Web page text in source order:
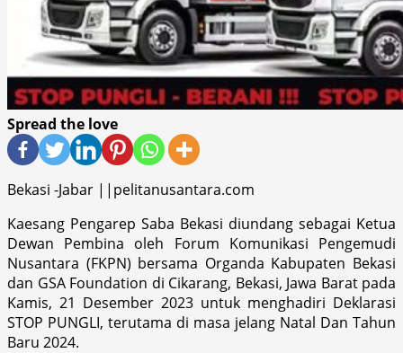
Spread the love
Bekasi -Jabar ||pelitanusantara.com
Kaesang Pengarep Saba Bekasi diundang sebagai Ketua
Dewan Pembina oleh Forum Komunikasi Pengemudi
Nusantara (FKPN) bersama Organda Kabupaten Bekasi
dan GSA Foundation di Cikarang, Bekasi, Jawa Barat pada
Kamis, 21 Desember 2023 untuk menghadiri Deklarasi
STOP PUNGLI, terutama di masa jelang Natal Dan Tahun
Baru 2024.